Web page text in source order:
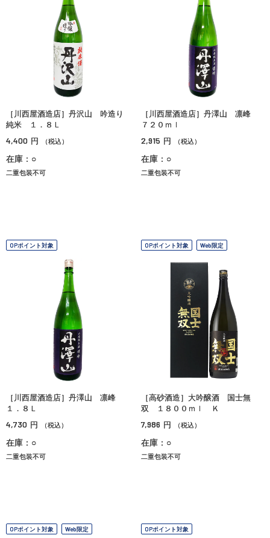
［川西屋酒造店］丹沢山 吟造り
純米 １．８Ｌ
4,400 円 （税込）
在庫：○
二重包装不可
［川西屋酒造店］丹澤山 凛峰
７２０ｍｌ
2,915 円 （税込）
在庫：○
二重包装不可
OPポイント対象
［川西屋酒造店］丹澤山 凛峰
１．８Ｌ
4,730 円 （税込）
在庫：○
二重包装不可
OPポイント対象 Web限定
［高砂酒造］大吟醸酒 国士無
双 １８００ｍｌ Ｋ
7,986 円 （税込）
在庫：○
二重包装不可
OPポイント対象 Web限定 OPポイント対象